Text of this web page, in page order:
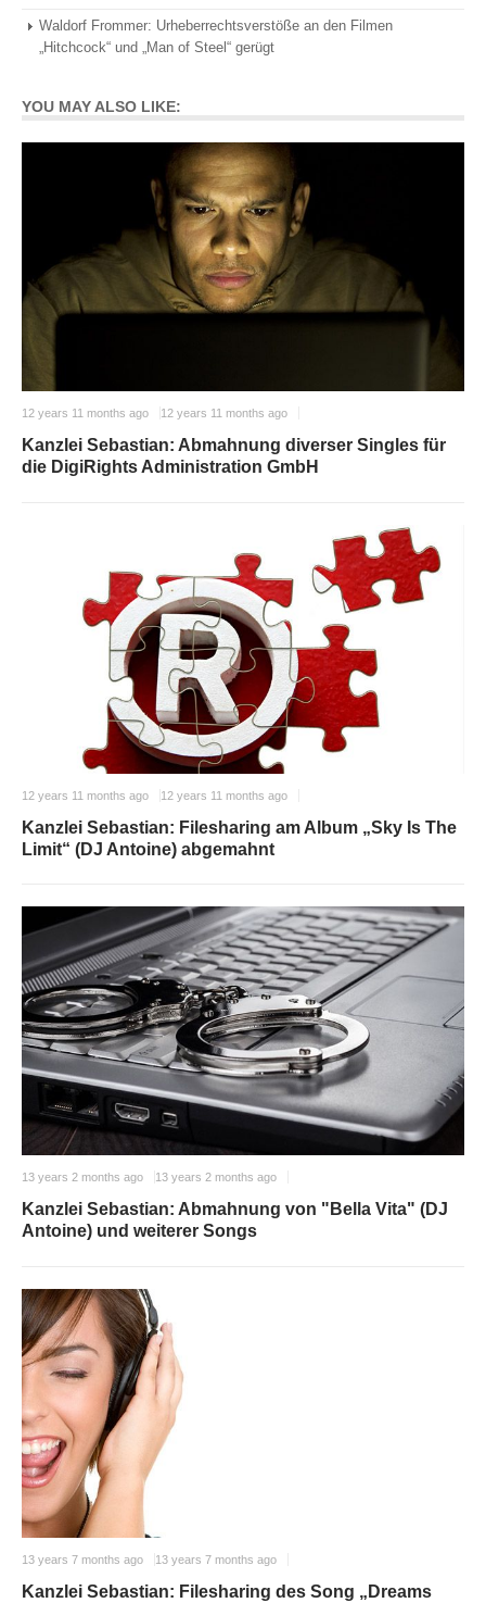
Waldorf Frommer: Urheberrechtsverstöße an den Filmen
„Hitchcock“ und „Man of Steel“ gerügt
YOU MAY ALSO LIKE:
12 years 11 months ago 12 years 11 months ago
Kanzlei Sebastian: Abmahnung diverser Singles für
die DigiRights Administration GmbH
12 years 11 months ago 12 years 11 months ago
Kanzlei Sebastian: Filesharing am Album „Sky Is The
Limit“ (DJ Antoine) abgemahnt
13 years 2 months ago 13 years 2 months ago
Kanzlei Sebastian: Abmahnung von "Bella Vita" (DJ
Antoine) und weiterer Songs
13 years 7 months ago 13 years 7 months ago
Kanzlei Sebastian: Filesharing des Song „Dreams